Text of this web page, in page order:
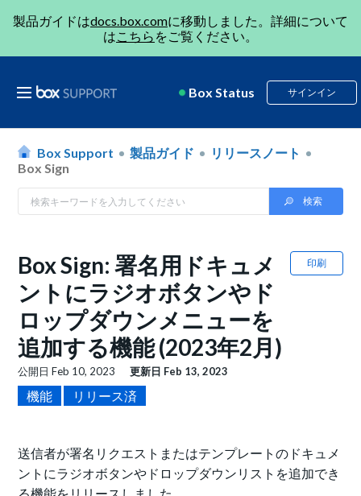
製品ガイドはdocs.box.comに移動しました。詳細について
はこちら をご覧ください。
Box Status サインイン
Box Support 製品ガイド
リリースノート
Box Sign
印刷
Box Sign: 署名用ドキュメ
ントにラジオボタンやド
ロップダウンメニューを
追加する機能 (2023年2月)
公開日Feb 10, 2023 更新日 Feb 13, 2023
機能 リリース済
送信者が署名リクエストまたはテンプレートのドキュメ
ントにラジオボタンやドロップダウンリストを追加でき